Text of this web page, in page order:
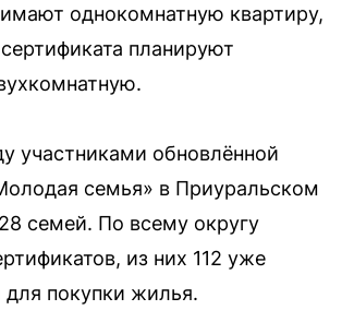
однокомнатную квартиру,
планируют
участниками обновлённой
семья» в Приуральском
семей. По всему округу
из них 112 уже
для покупки жилья.